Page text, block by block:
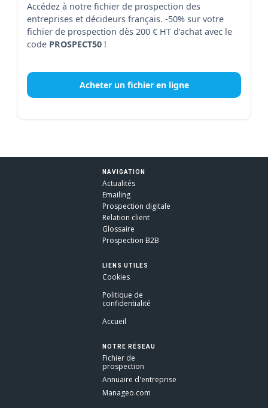
Accédez à notre fichier de prospection des
entreprises et décideurs français. -50% sur votre
fichier de prospection dès 200 € HT d'achat avec le
code PROSPECT50 !
Acheter un fichier en ligne
NAVIGATION
Actualités
Emailing
Prospection digitale
Relation client
Glossaire
Prospection B2B
LIENS UTILES
Cookies
Politique de
confidentialité
Accueil
NOTRE RÉSEAU
Fichier de
prospection
Annuaire d'entreprise
Manageo.com